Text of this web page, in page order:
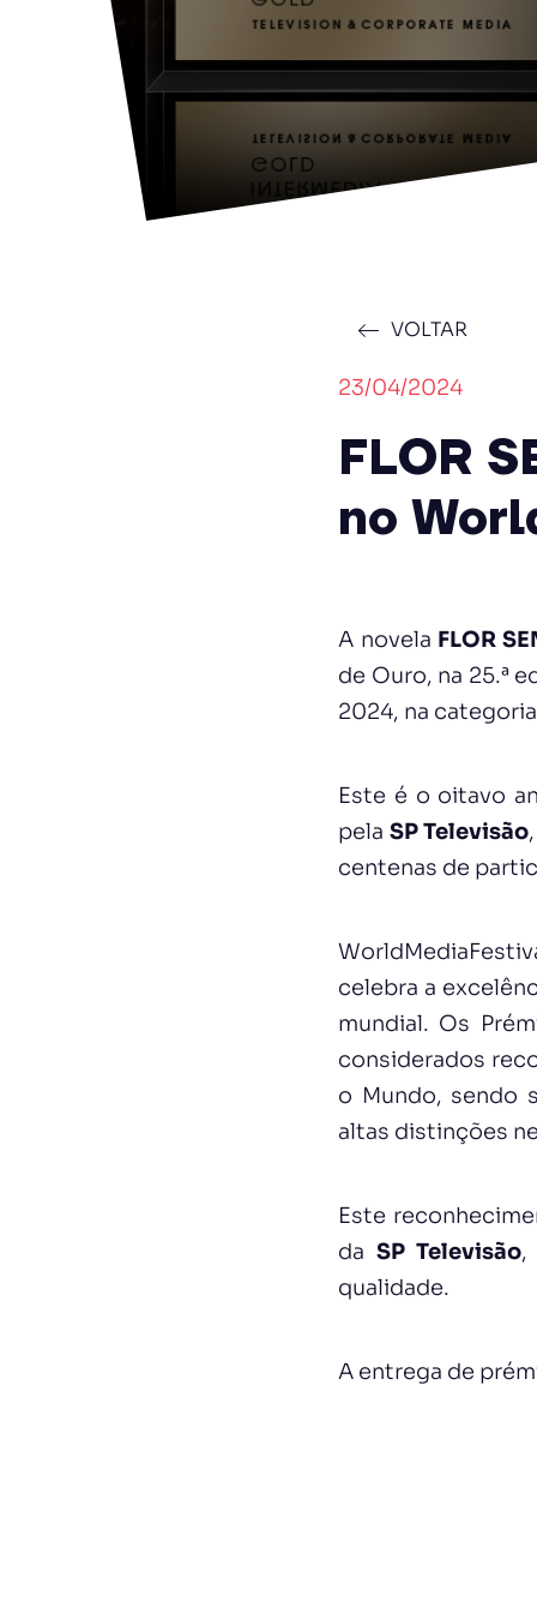
VOLTAR
23/04/2024
FLOR
no
A novela FLOR
de Ouro, na 25.ª
2024, na
Este é o oitavo
pela SP Televisão
centenas de
celebra a
mundial. Os
considerados
o Mundo, sendo
altas distinções
Este
da SP Televisão,
qualidade.
A entrega de